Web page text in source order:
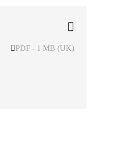
PDF - 1 MB (UK)